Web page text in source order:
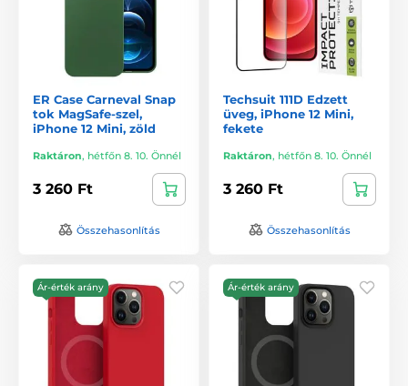
ER Case Carneval Snap
tok MagSafe-szel,
iPhone 12 Mini, zöld
Raktáron, hétfőn 8. 10. Önnél
3 260 Ft
Összehasonlítás
Techsuit 111D Edzett
üveg, iPhone 12 Mini,
fekete
Raktáron, hétfőn 8. 10. Önnél
3 260 Ft
Összehasonlítás
Ár-érték arány Ár-érték arány